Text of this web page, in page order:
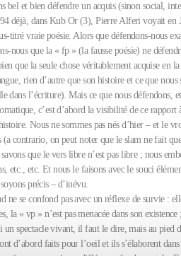
bel et bien défendre un acquis (sinon social,
déjà, dans Kub Or (3), Pierre Alferi voyait en
titré vraie poésie. Alors que défendons-nous
nous que la « fp » (la fausse poésie) ne
que la seule chose véritablement acquise en
rien d’autre que son histoire et ce que
dans l’écriture). Mais ce que nous défendons,
c’est d’abord la visibilité de ce rapport
Nous ne sommes pas nés d’hier – et le
contrario, on peut noter que le slam ne fait
que le vers libre n’est pas libre ; nous
etc., etc. Et nous le faisons avec le souci
précis – d’inévu.
se confond pas avec un réflexe de survie :
la « vp » n’est pas menacée dans son
un spectacle vivant, il faut le dire, mais au pied
d’abord faits pour l’oeil et ils s’élaborent